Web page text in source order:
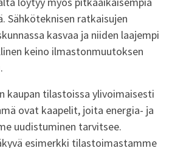
Sähköteknisen ratkaisujen
kasvaa ja niiden laajempi
keino ilmastonmuutoksen
kaupan tilastoissa ylivoimaisesti
ovat kaapelit, joita energia- ja
uudistuminen tarvitsee.
esimerkki tilastoimastamme